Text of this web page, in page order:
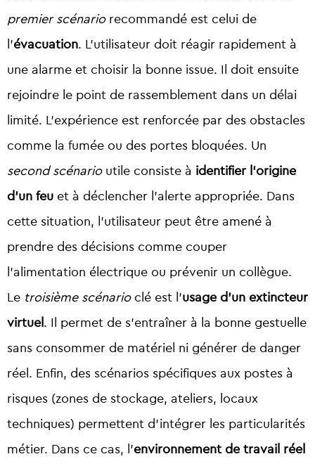
premier scénariorecommandé est celui de
l’évacuation. L’utilisateur doit réagir rapidement à
une alarme et choisir la bonne issue. Il doit ensuite
rejoindre le point de rassemblement dans un délai
limité. L’expérience est renforcée par des obstacles
comme la fumée ou des portes bloquées. Un
second scénarioutile consiste à identifier l’origine
d’un feu et à déclencher l’alerte appropriée. Dans
cette situation, l’utilisateur peut être amené à
prendre des décisions comme couper
l’alimentation électrique ou prévenir un collègue.
Le troisième scénarioclé est l’usage d’un extincteur
virtuel . Il permet de s’entraîner à la bonne gestuelle
sans consommer de matériel ni générer de danger
réel. Enfin, des scénarios spécifiques aux postes à
risques (zones de stockage, ateliers, locaux
techniques) permettent d’intégrer les particularités
métier. Dans ce cas, l’environnement de travail réel